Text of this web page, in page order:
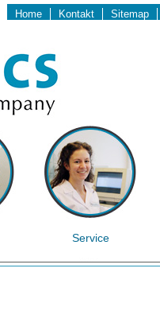
Home Kontakt Sitemap
Service